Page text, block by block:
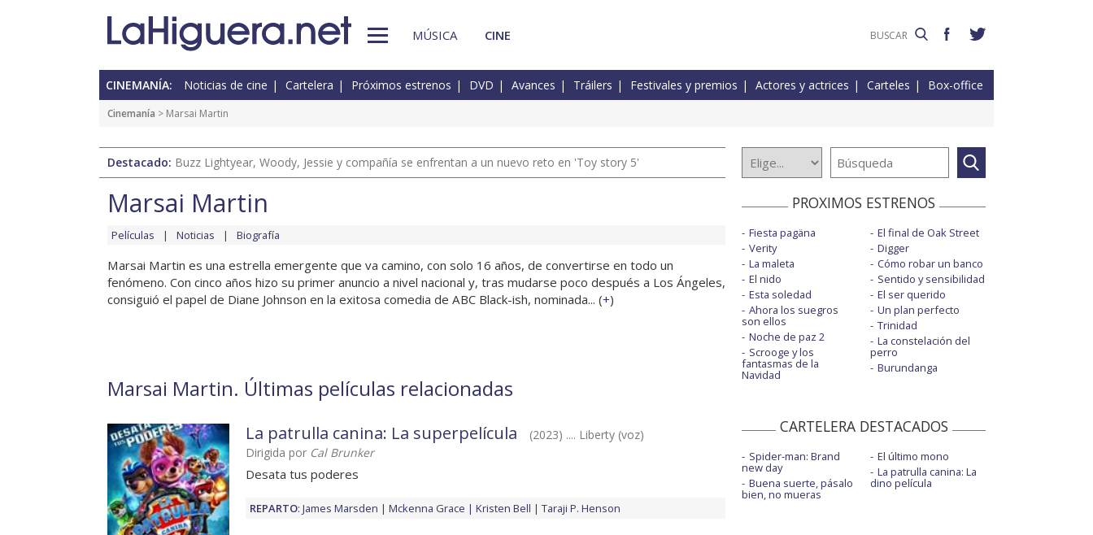
MÚSICA CINE
CINEMANÍA: Noticias de cine Cartelera Próximos estrenos DVD Avances Tráilers Festivales y premios Actores y actrices Carteles Box-office
Cinemanía > Marsai Martin
Destacado: Buzz Lightyear, Woody, Jessie y compañía se enfrentan a un nuevo reto en 'Toy story 5'
Marsai Martin
Películas Noticias Biografía
Marsai Martin es una estrella emergente que va camino, con solo 16 años, de convertirse en todo un
fenómeno. Con cinco años hizo su primer anuncio a nivel nacional y, tras mudarse poco después a Los Ángeles,
consiguió el papel de Diane Johnson en la exitosa comedia de ABC Black-ish, nominada... (+)
Marsai Martin. Últimas películas relacionadas
La patrulla canina: La superpelícula
(2023) .... Liberty (voz)
Dirigida por Cal Brunker
Desata tus poderes
REPARTO: James Marsden Mckenna Grace Kristen Bell Taraji P. Henson
PROXIMOS ESTRENOS
Fiesta pagäna
Verity
La maleta
El nido
Esta soledad
Ahora los suegros
son ellos
Noche de paz 2
Scrooge y los
fantasmas de la
Navidad
El final de Oak Street
Digger
Cómo robar un banco
Sentido y sensibilidad
El ser querido
Un plan perfecto
Trinidad
La constelación del
perro
Burundanga
CARTELERA DESTACADOS
Spider-man: Brand
new day
Buena suerte, pásalo
bien, no mueras
El último mono
La patrulla canina: La
dino película